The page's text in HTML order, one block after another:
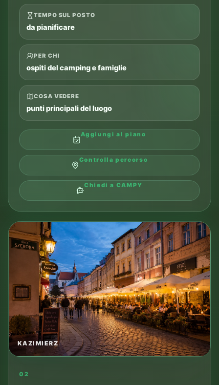
TEMPO SUL POSTO
da pianificare
PER CHI
ospiti del camping e famiglie
COSA VEDERE
punti principali del luogo
Aggiungi al piano
Controlla percorso
Chiedi a CAMPY
KAZIMIERZ
02